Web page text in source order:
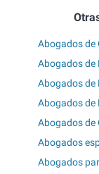
Abogados de
Abogados
Abogados de
Abogados de
Abogados de
Abogados
Abogados